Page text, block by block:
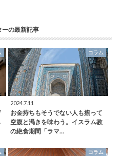
ーの最新記事
コラム
2024.7.11
お金持ちもそうでない人も揃って
空腹と渇きを味わう。イスラム教
の絶食期間「ラマ…
コラム